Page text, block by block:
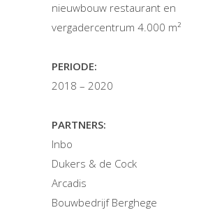
nieuwbouw restaurant en
vergadercentrum 4.000 m²
PERIODE:
2018 – 2020
PARTNERS:
Inbo
Dukers & de Cock
Arcadis
Bouwbedrijf Berghege